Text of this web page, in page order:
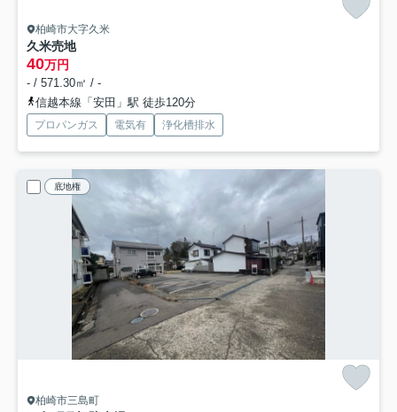
柏崎市大字久米
久米売地
40万円
- / 571.30㎡ / -
信越本線「安田」駅 徒歩120分
プロパンガス 電気有 浄化槽排水
底地権
柏崎市三島町